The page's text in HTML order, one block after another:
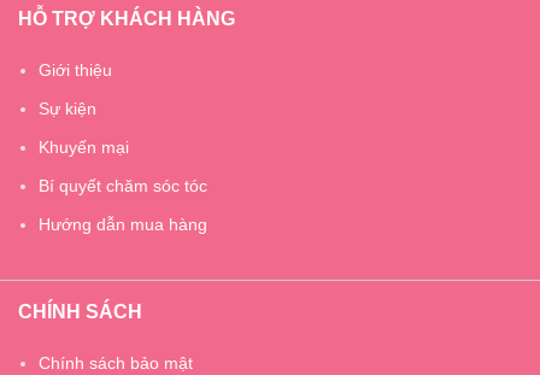
HỖ TRỢ KHÁCH HÀNG
Giới thiệu
Sự kiện
Khuyến mại
Bí quyết chăm sóc tóc
Hướng dẫn mua hàng
CHÍNH SÁCH
Chính sách bảo mật